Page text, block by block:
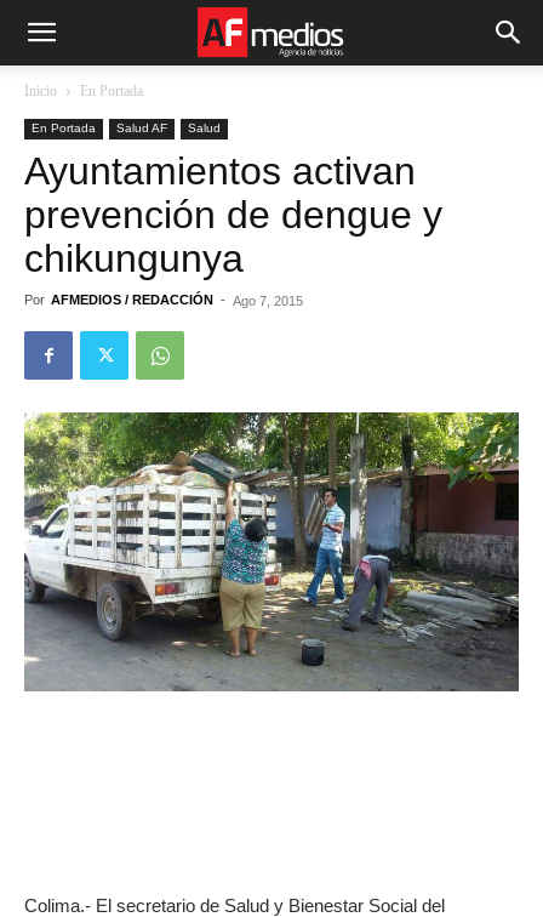
Inicio En Portada
En Portada Salud AF Salud
Ayuntamientos activan
prevención de dengue y
chikungunya
Por AFMEDIOS / REDACCIÓN - Ago 7, 2015
Colima.- El secretario de Salud y Bienestar Social del